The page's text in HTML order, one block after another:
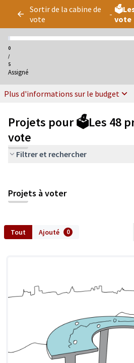
Sortir de la cabine de
vote
- vote
0
/
5
Assigné
Plus d'informations sur le budget
Projets pour 🗳️Les 48
vote
Filtrer et rechercher
Projets à voter
Tout Ajouté 0
Panneau de gestion des cookies